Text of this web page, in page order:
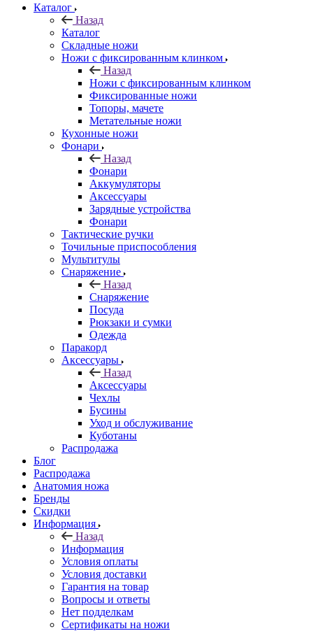
Каталог
Назад
Каталог
Складные ножи
Ножи с фиксированным клинком
Назад
Ножи с фиксированным клинком
Фиксированные ножи
Топоры, мачете
Метательные ножи
Кухонные ножи
Фонари
Назад
Фонари
Аккумуляторы
Аксессуары
Зарядные устройства
Фонари
Тактические ручки
Точильные приспособления
Мультитулы
Снаряжение
Назад
Снаряжение
Посуда
Рюкзаки и сумки
Одежда
Паракорд
Аксессуары
Назад
Аксессуары
Чехлы
Бусины
Уход и обслуживание
Куботаны
Распродажа
Блог
Распродажа
Анатомия ножа
Бренды
Скидки
Информация
Назад
Информация
Условия оплаты
Условия доставки
Гарантия на товар
Вопросы и ответы
Нет подделкам
Сертификаты на ножи